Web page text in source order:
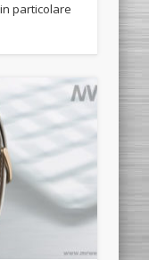
particolare